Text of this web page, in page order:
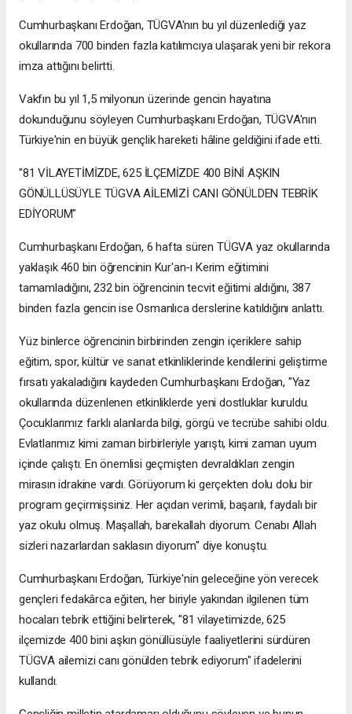
Cumhurbaşkanı Erdoğan, TÜGVA'nın bu yıl düzenlediği yaz
okullarında 700 binden fazla katılımcıya ulaşarak yeni bir rekora
imza attığını belirtti.
Vakfın bu yıl 1,5 milyonun üzerinde gencin hayatına
dokunduğunu söyleyen Cumhurbaşkanı Erdoğan, TÜGVA'nın
Türkiye'nin en büyük gençlik hareketi hâline geldiğini ifade etti.
"81 VİLAYETİMİZDE, 625 İLÇEMİZDE 400 BİNİ AŞKIN
GÖNÜLLÜSÜYLE TÜGVA AİLEMİZİ CANI GÖNÜLDEN TEBRİK
EDİYORUM"
Cumhurbaşkanı Erdoğan, 6 hafta süren TÜGVA yaz okullarında
yaklaşık 460 bin öğrencinin Kur'an-ı Kerim eğitimini
tamamladığını, 232 bin öğrencinin tecvit eğitimi aldığını, 387
binden fazla gencin ise Osmanlıca derslerine katıldığını anlattı.
Yüz binlerce öğrencinin birbirinden zengin içeriklere sahip
eğitim, spor, kültür ve sanat etkinliklerinde kendilerini geliştirme
fırsatı yakaladığını kaydeden Cumhurbaşkanı Erdoğan, "Yaz
okullarında düzenlenen etkinliklerde yeni dostluklar kuruldu.
Çocuklarımız farklı alanlarda bilgi, görgü ve tecrübe sahibi oldu.
Evlatlarımız kimi zaman birbirleriyle yarıştı, kimi zaman uyum
içinde çalıştı. En önemlisi geçmişten devraldıkları zengin
mirasın idrakine vardı. Görüyorum ki gerçekten dolu dolu bir
program geçirmişsiniz. Her açıdan verimli, başarılı, faydalı bir
yaz okulu olmuş. Maşallah, barekallah diyorum. Cenabı Allah
sizleri nazarlardan saklasın diyorum" diye konuştu.
Cumhurbaşkanı Erdoğan, Türkiye'nin geleceğine yön verecek
gençleri fedakârca eğiten, her biriyle yakından ilgilenen tüm
hocaları tebrik ettiğini belirterek, "81 vilayetimizde, 625
ilçemizde 400 bini aşkın gönüllüsüyle faaliyetlerini sürdüren
TÜGVA ailemizi canı gönülden tebrik ediyorum" ifadelerini
kullandı.